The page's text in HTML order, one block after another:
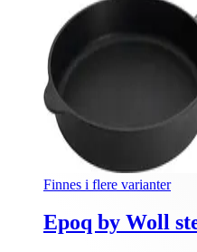
Finnes i flere varianter
Epoq by Woll